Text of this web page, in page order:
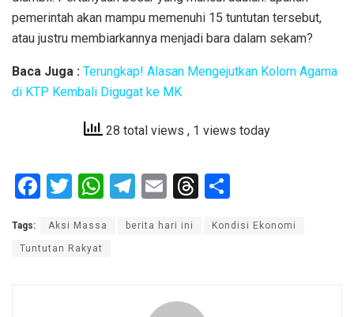
pemerintah akan mampu memenuhi 15 tuntutan tersebut,
atau justru membiarkannya menjadi bara dalam sekam?
Baca Juga : Terungkap! Alasan Mengejutkan Kolom Agama
di KTP Kembali Digugat ke MK
28 total views , 1 views today
F
ce
b
T
tt
er
W
at
T
e
E
ail
T
ar
Tags: Aksi Massa berita hari ini Kondisi Ekonomi
Tuntutan Rakyat